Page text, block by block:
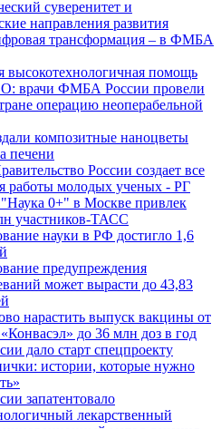
суверенитет и
направления развития
трансформация – в ФМБА
высокотехнологичная помощь
врачи ФМБА России провели
операцию неоперабельной
композитные наноцветы
печени
России создает все
работы молодых ученых - РГ
0+" в Москве привлек
участников-ТАСС
науки в РФ достигло 1,6
предупреждения
может вырасти до 43,83
нарастить выпуск вакцины от
до 36 млн доз в год
дало старт спецпроекту
истории, которые нужно
запатентовало
лекарственный